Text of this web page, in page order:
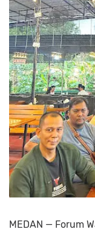
MEDAN — Forum